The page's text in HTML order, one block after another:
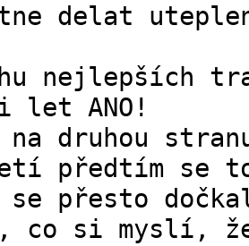
delat
nejlepších
let ANO!
na druhou
předtím se
přesto
co si myslí,